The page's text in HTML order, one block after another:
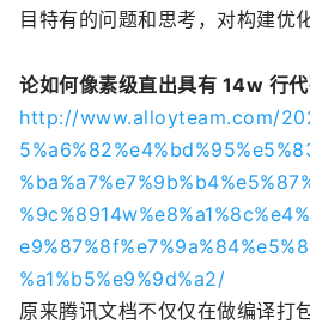
目特有的问题和思考，对构建优
论如何像素级直出具有 14w 行
http://www.alloyteam.com/
%a1%b5%e9%9d%a2/
原来腾讯文档不仅仅在做编译打